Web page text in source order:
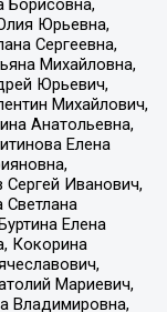
Борисовна,
Юрьевна,
Сергеевна,
Михайловна,
Юрьевич,
Михайлович,
Анатольевна,
Елена
Иванович,
Светлана
Елена
Кокорина
Мариевич,
Владимировна,